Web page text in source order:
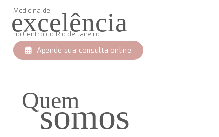
Medicina de
excelência
no Centro do Rio de Janeiro
Agende sua consulta online
Quem
somos